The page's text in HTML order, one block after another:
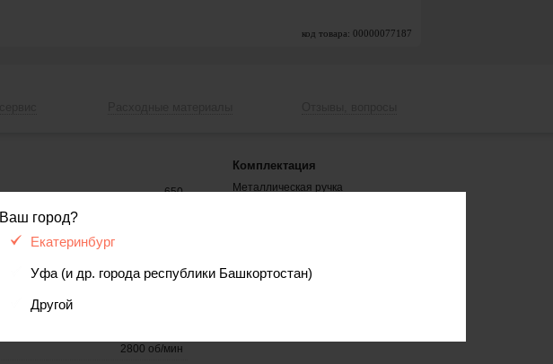
Ваш город?
Екатеринбург
Уфа (и др. города республики Башкортостан)
Другой
код товара: 00000077187
650
1.5 мм
2800 об/мин
Комплектация
Металлическая ручка